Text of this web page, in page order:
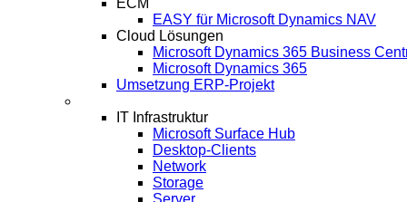
ECM
EASY für Microsoft Dynamics NAV
Cloud Lösungen
Microsoft Dynamics 365 Business
Microsoft Dynamics 365
Umsetzung ERP-Projekt
IT Infrastruktur
Microsoft Surface Hub
Desktop-Clients
Network
Storage
Server